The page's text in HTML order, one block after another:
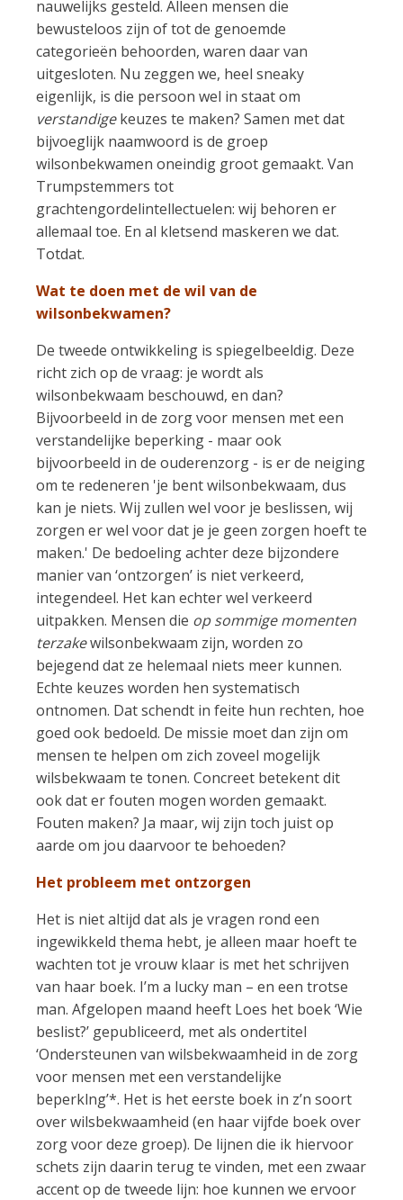
nauwelijks gesteld. Alleen mensen die
bewusteloos zijn of tot de genoemde
categorieën behoorden, waren daar van
uitgesloten. Nu zeggen we, heel sneaky
eigenlijk, is die persoon wel in staat om
verstandigekeuzes te maken? Samen met dat
bijvoeglijk naamwoord is de groep
wilsonbekwamen oneindig groot gemaakt. Van
Trumpstemmers tot
grachtengordelintellectuelen: wij behoren er
allemaal toe. En al kletsend maskeren we dat.
Totdat.
Wat te doen met de wil van de
wilsonbekwamen?
De tweede ontwikkeling is spiegelbeeldig. Deze
richt zich op de vraag: je wordt als
wilsonbekwaam beschouwd, en dan?
Bijvoorbeeld in de zorg voor mensen met een
verstandelijke beperking - maar ook
bijvoorbeeld in de ouderenzorg - is er de neiging
om te redeneren 'je bent wilsonbekwaam, dus
kan je niets. Wij zullen wel voor je beslissen, wij
zorgen er wel voor dat je je geen zorgen hoeft te
maken.' De bedoeling achter deze bijzondere
manier van ‘ontzorgen’ is niet verkeerd,
integendeel. Het kan echter wel verkeerd
uitpakken. Mensen die op sommige momenten
terzakewilsonbekwaam zijn, worden zo
bejegend dat ze helemaal niets meer kunnen.
Echte keuzes worden hen systematisch
ontnomen. Dat schendt in feite hun rechten, hoe
goed ook bedoeld. De missie moet dan zijn om
mensen te helpen om zich zoveel mogelijk
wilsbekwaam te tonen. Concreet betekent dit
ook dat er fouten mogen worden gemaakt.
Fouten maken? Ja maar, wij zijn toch juist op
aarde om jou daarvoor te behoeden?
Het probleem met ontzorgen
Het is niet altijd dat als je vragen rond een
ingewikkeld thema hebt, je alleen maar hoeft te
wachten tot je vrouw klaar is met het schrijven
van haar boek. I’m a lucky man – en een trotse
man. Afgelopen maand heeft Loes het boek ‘Wie
beslist?’ gepubliceerd, met als ondertitel
‘Ondersteunen van wilsbekwaamheid in de zorg
voor mensen met een verstandelijke
beperklng’*. Het is het eerste boek in z’n soort
over wilsbekwaamheid (en haar vijfde boek over
zorg voor deze groep). De lijnen die ik hiervoor
schets zijn daarin terug te vinden, met een zwaar
accent op de tweede lijn: hoe kunnen we ervoor